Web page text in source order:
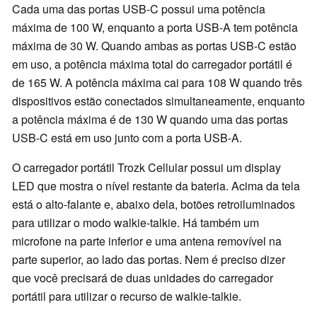
Cada uma das portas USB-C possui uma potência
máxima de 100 W, enquanto a porta USB-A tem potência
máxima de 30 W. Quando ambas as portas USB-C estão
em uso, a potência máxima total do carregador portátil é
de 165 W. A potência máxima cai para 108 W quando três
dispositivos estão conectados simultaneamente, enquanto
a potência máxima é de 130 W quando uma das portas
USB-C está em uso junto com a porta USB-A.
O carregador portátil Trozk Cellular possui um display
LED que mostra o nível restante da bateria. Acima da tela
está o alto-falante e, abaixo dela, botões retroiluminados
para utilizar o modo walkie-talkie. Há também um
microfone na parte inferior e uma antena removível na
parte superior, ao lado das portas. Nem é preciso dizer
que você precisará de duas unidades do carregador
portátil para utilizar o recurso de walkie-talkie.